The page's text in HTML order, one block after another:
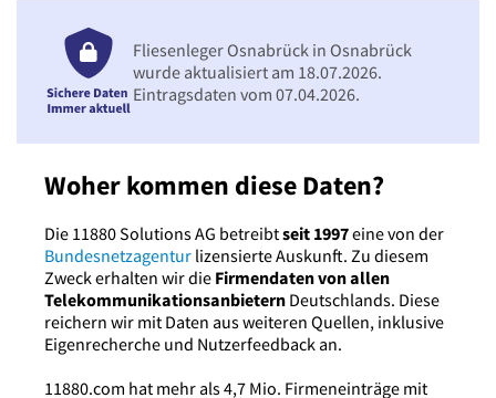
Woher kommen diese Daten?
Die 11880 Solutions AG betreibtseit 1997eine von der
Bundesnetzagentur lizensierte Auskunft. Zu diesem
Zweck erhalten wir die Firmendaten von allen
Telekommunikationsanbietern Deutschlands. Diese
reichern wir mit Daten aus weiteren Quellen, inklusive
Eigenrecherche und Nutzerfeedback an.
11880.com hat mehr als 4,7 Mio. Firmeneinträge mit
Fliesenleger Osnabrück in Osnabrück
wurde aktualisiert am 18.07.2026.
Eintragsdaten vom 07.04.2026.